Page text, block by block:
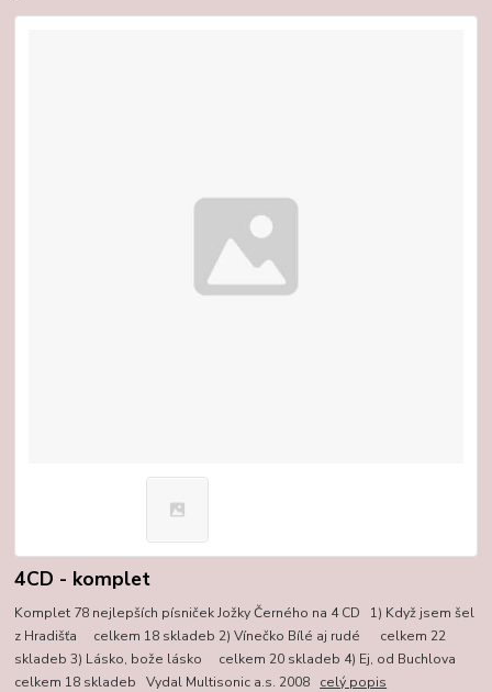
4CD - komplet
Komplet 78 nejlepších písniček Jožky Černého na 4 CD 1) Když jsem šel
z Hradišťa celkem 18 skladeb 2) Vínečko Bílé aj rudé celkem 22
skladeb 3) Lásko, bože lásko celkem 20 skladeb 4) Ej, od Buchlova
celkem 18 skladeb Vydal Multisonic a.s. 2008 celý popis